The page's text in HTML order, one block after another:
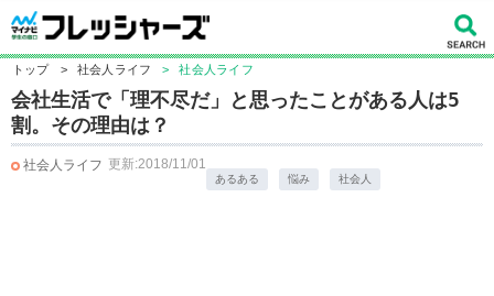
トップ > 社会人ライフ > 社会人ライフ
会社生活で「理不尽だ」と思ったことがある人は5
割。その理由は？
社会人ライフ 更新:2018/11/01
あるある 悩み 社会人